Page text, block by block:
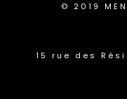
© 2019
15 rue des